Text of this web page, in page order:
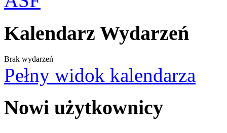
Kalendarz Wydarzeń
Brak wydarzeń
Pełny widok kalendarza
Nowi użytkownicy